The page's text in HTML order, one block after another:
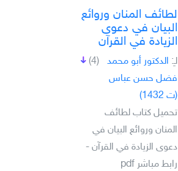
لطائف المنان وروائع
البيان في دعوى
الزيادة في القرآن
(4) لـِ: الدكتور أبو محمد
فضل حسن عباس
(ت 1432)
تحميل كتاب لطائف
المنان وروائع البيان في
دعوى الزيادة في القرآن -
رابط مباشر pdf